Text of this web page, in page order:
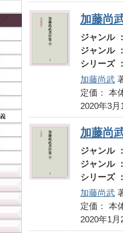
加藤尚
ジャンル
ジャンル
シリーズ
加藤尚武
定価：
2020年3月
加藤尚
ジャンル
ジャンル
シリーズ
加藤尚武
定価：
2020年1月